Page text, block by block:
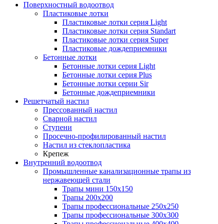
Поверхностный водоотвод
Пластиковые лотки
Пластиковые лотки серия Light
Пластиковые лотки серия Standart
Пластиковые лотки серия Super
Пластиковые дождеприемники
Бетонные лотки
Бетонные лотки серия Light
Бетонные лотки серия Plus
Бетонные лотки серии Sir
Бетонные дождеприемники
Решетчатый настил
Прессованный настил
Сварной настил
Ступени
Просечно-профилированный настил
Настил из стеклопластика
Крепеж
Внутренний водоотвод
Промышленные канализационные трапы из
нержавеющей стали
Трапы мини 150х150
Трапы 200х200
Трапы профессиональные 250х250
Трапы профессиональные 300х300